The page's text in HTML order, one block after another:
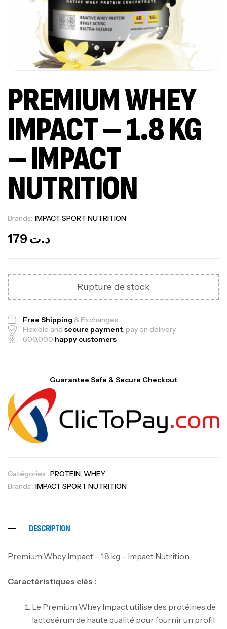
PREMIUM WHEY
IMPACT – 1.8 KG
– IMPACT
NUTRITION
Brands: IMPACT SPORT NUTRITION
د.ت
Rupture de stock
Free Shipping & Exchanges
Flexible and secure payment, pay on delivery
600,000 happy customers
Guarantee Safe & Secure Checkout
Catégories : PROTEIN, WHEY
Brands : IMPACT SPORT NUTRITION
DESCRIPTION
Premium Whey Impact – 1.8 kg – Impact Nutrition
Caractéristiques clés :
Le Premium Whey Impact utilise des protéines de
lactosérum de haute qualité pour fournir un profil